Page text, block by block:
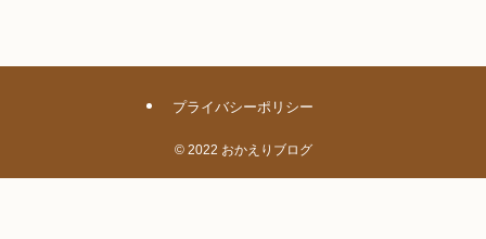
プライバシーポリシー
©2022 おかえりブログ